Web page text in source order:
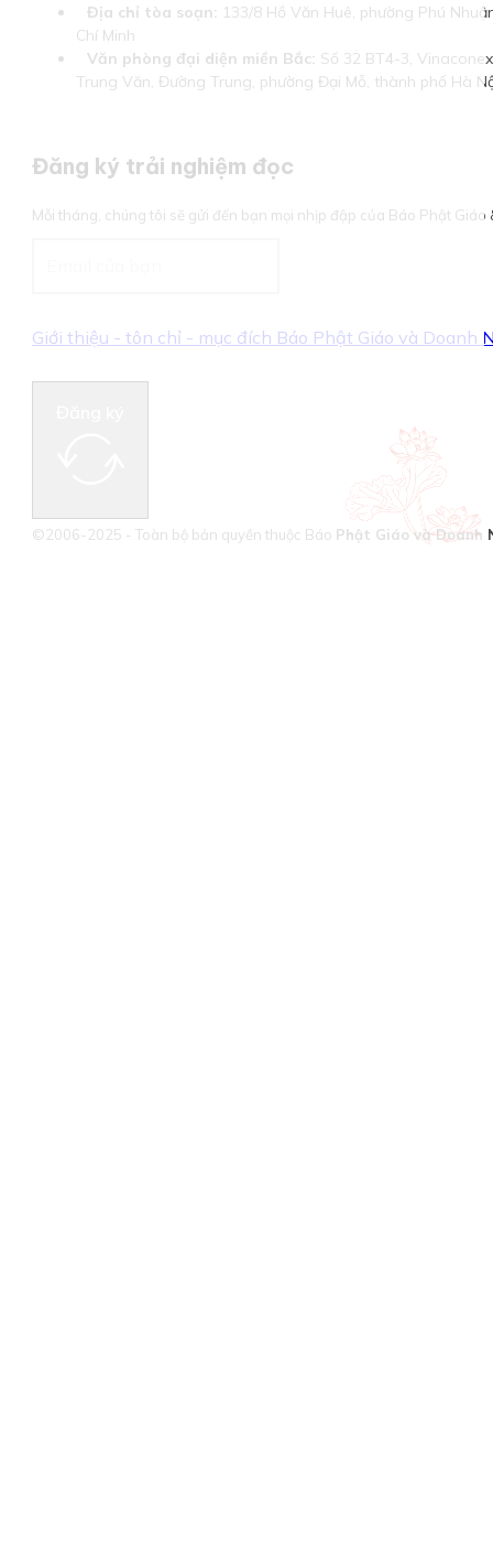
Địa chỉ tòa soạn: 133/8 Hồ Văn Huê, phường Phú
Chí Minh
Văn phòng đại diện miền Bắc: Số 32 BT4-3,
Trung Văn, Đường Trung, phường Đại Mỗ, thành phố Hà
Đăng ký trải nghiệm đọc
Mỗi tháng, chúng tôi sẽ gửi đến bạn mọi nhịp đập của Báo Phật Giáo
Giới thiệu - tôn chỉ - mục đích Báo Phật Giáo và Doanh
©2006-2025 - Toàn bộ bản quyền thuộc Báo Phật Giáo và Doanh